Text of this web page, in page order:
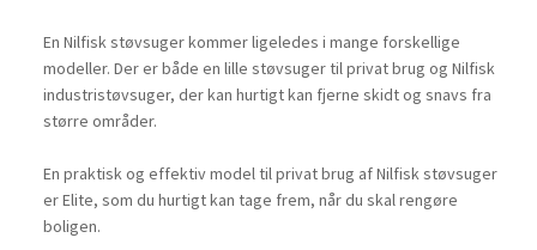
En Nilfisk støvsuger kommer ligeledes i mange forskellige
modeller. Der er både en lille støvsuger til privat brug og Nilfisk
industristøvsuger, der kan hurtigt kan fjerne skidt og snavs fra
større områder.
En praktisk og effektiv model til privat brug af Nilfisk støvsuger
er Elite, som du hurtigt kan tage frem, når du skal rengøre
boligen.